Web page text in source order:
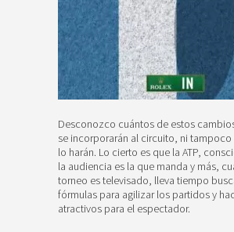
Desconozco cuántos de estos
se incorporarán al circuito, ni tampoco
lo harán. Lo cierto es que la ATP,
la audiencia es la que manda y más,
torneo es televisado, lleva tiempo
fórmulas para agilizar los partidos y
atractivos para el espectador.